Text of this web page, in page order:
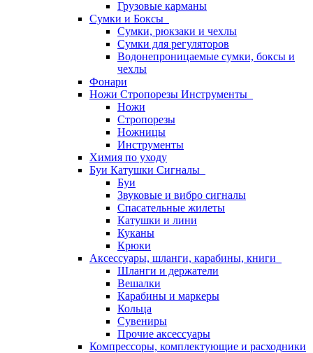
Грузовые карманы
Сумки и Боксы
Сумки, рюкзаки и чехлы
Сумки для регуляторов
Водонепроницаемые сумки, боксы и
чехлы
Фонари
Ножи Стропорезы Инструменты
Ножи
Стропорезы
Ножницы
Инструменты
Химия по уходу
Буи Катушки Сигналы
Буи
Звуковые и вибро сигналы
Спасательные жилеты
Катушки и лини
Куканы
Крюки
Аксессуары, шланги, карабины, книги
Шланги и держатели
Вешалки
Карабины и маркеры
Кольца
Сувениры
Прочие аксессуары
Компрессоры, комплектующие и расходники